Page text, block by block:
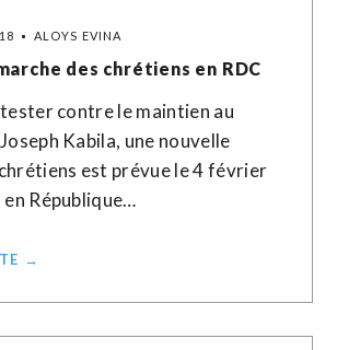
ALOYS EVINA
des chrétiens en RDC
contre le maintien au
Kabila, une nouvelle
est prévue le 4 février
en République…
→